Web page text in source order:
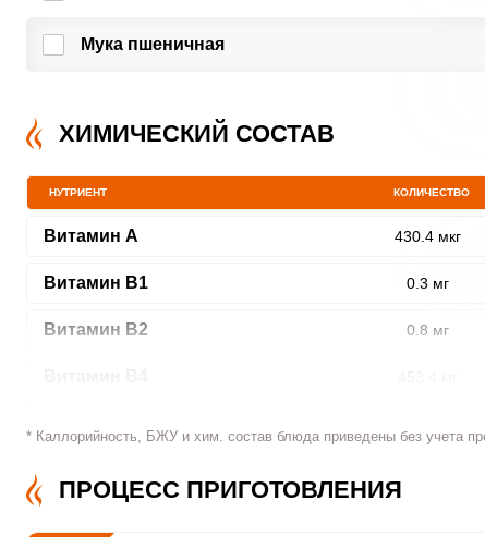
Мука пшеничная
ХИМИЧЕСКИЙ СОСТАВ
НУТРИЕНТ КОЛИЧЕСТВО
Витамин A 430.4 мкг
Витамин В1 0.3 мг
Витамин В2 0.8 мг
* Каллорийность, БЖУ и хим. состав блюда приведены без учета
ПРОЦЕСС ПРИГОТОВЛЕНИЯ